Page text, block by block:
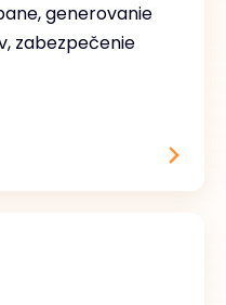
generovanie
zabezpečenie